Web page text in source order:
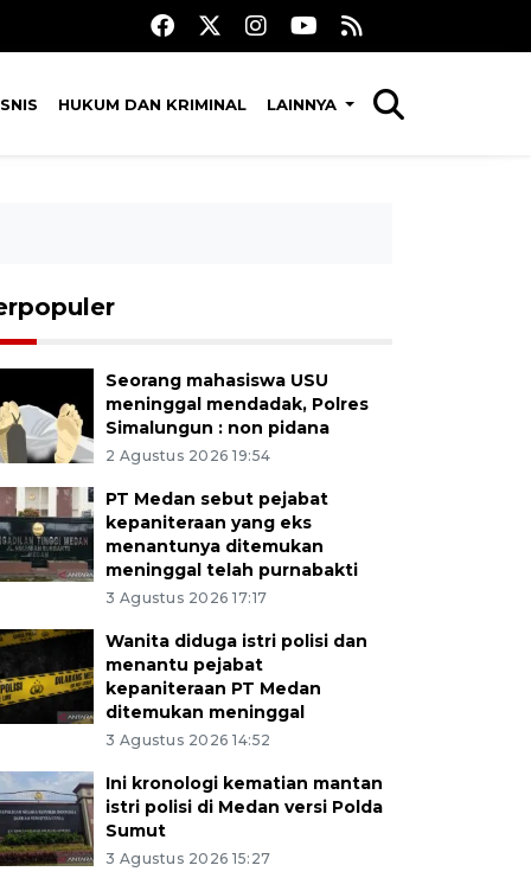
HUKUM DAN KRIMINAL LAINNYA
Seorang mahasiswa USU
meninggal mendadak, Polres
Simalungun : non pidana
2 Agustus 2026 19:54
PT Medan sebut pejabat
kepaniteraan yang eks
menantunya ditemukan
meninggal telah purnabakti
3 Agustus 2026 17:17
Wanita diduga istri polisi dan
menantu pejabat
kepaniteraan PT Medan
ditemukan meninggal
3 Agustus 2026 14:52
Ini kronologi kematian mantan
istri polisi di Medan versi Polda
Sumut
3 Agustus 2026 15:27